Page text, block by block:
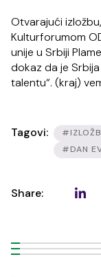
Otvarajući
Kulturforumom
unije u Srbiji
dokaz da je
talentu“. (kraj)
Tagovi:
#DAN
Share: